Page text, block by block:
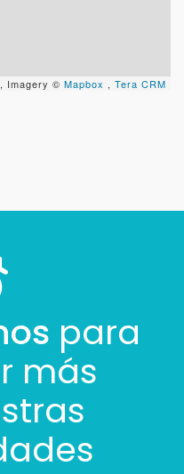
, Imagery © Mapbox , Tera CRM
para
más